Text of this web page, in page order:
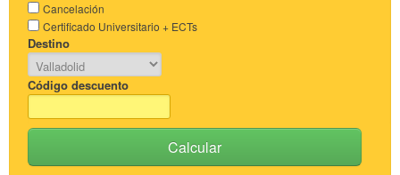
Cancelación
Certificado Universitario + ECTs
Destino
Código descuento
Calcular